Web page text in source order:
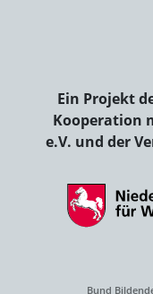
Ein Projekt
Kooperation
e.V. und der
Bund